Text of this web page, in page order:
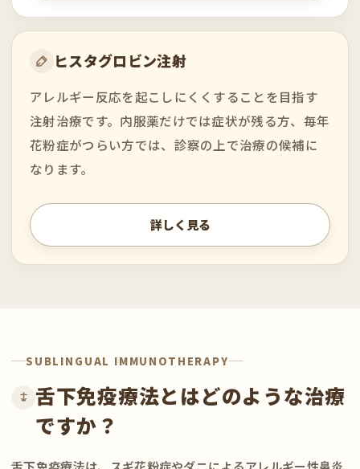
ヒスタグロビン注射
アレルギー反応を起こしにくくすることを目指す
注射治療です。内服薬だけでは症状が残る方、毎年
花粉症がつらい方では、診察の上で治療の候補に
なります。
詳しく見る
SUBLINGUAL IMMUNOTHERAPY
舌下免疫療法とはどのような治療
ですか？